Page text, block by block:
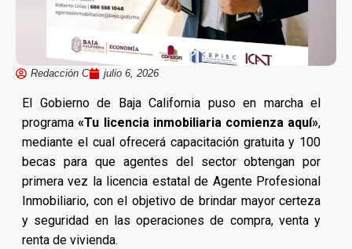
Redacción C julio 6, 2026
El Gobierno de Baja California puso en marcha el
programa«Tu licencia inmobiliaria comienza aquí»,
mediante el cual ofrecerá capacitación gratuita y 100
becas para que agentes del sector obtengan por
primera vez la licencia estatal de Agente Profesional
Inmobiliario, con el objetivo de brindar mayor certeza
y seguridad en las operaciones de compra, venta y
renta de vivienda.